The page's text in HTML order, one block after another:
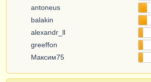
antoneus
balakin
alexandr_ll
greeffon
Максим75